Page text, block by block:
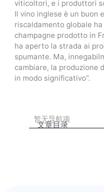
文章目录
暂无导航项
viticoltori, e i produttori
Il vino inglese è un buon
riscaldamento globale
champagne prodotto in
ha aperto la strada ai
spumante. Ma,
cambiare, la produzione
in modo significativo”.